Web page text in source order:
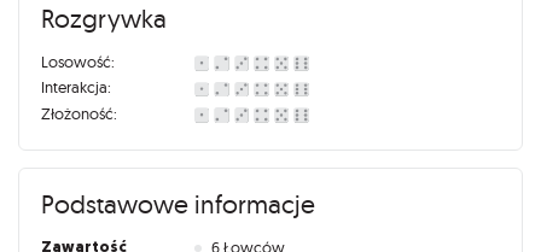
Rozgrywka
Losowość:
Interakcja:
Złożoność:
Podstawowe informacje
Zawartość
6 Łowców